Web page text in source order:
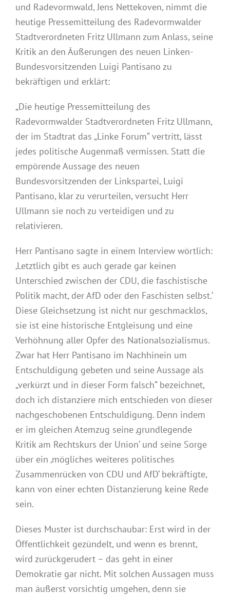
und Radevormwald, Jens Nettekoven, nimmt die
heutige Pressemitteilung des Radevormwalder
Stadtverordneten Fritz Ullmann zum Anlass, seine
Kritik an den Äußerungen des neuen Linken-
Bundesvorsitzenden Luigi Pantisano zu
bekräftigen und erklärt:
„Die heutige Pressemitteilung des
Radevormwalder Stadtverordneten Fritz Ullmann,
der im Stadtrat das „Linke Forum“ vertritt, lässt
jedes politische Augenmaß vermissen. Statt die
empörende Aussage des neuen
Bundesvorsitzenden der Linkspartei, Luigi
Pantisano, klar zu verurteilen, versucht Herr
Ullmann sie noch zu verteidigen und zu
relativieren.
Herr Pantisano sagte in einem Interview wörtlich:
‚Letztlich gibt es auch gerade gar keinen
Unterschied zwischen der CDU, die faschistische
Politik macht, der AfD oder den Faschisten selbst.‘
Diese Gleichsetzung ist nicht nur geschmacklos,
sie ist eine historische Entgleisung und eine
Verhöhnung aller Opfer des Nationalsozialismus.
Zwar hat Herr Pantisano im Nachhinein um
Entschuldigung gebeten und seine Aussage als
„verkürzt und in dieser Form falsch“ bezeichnet,
doch ich distanziere mich entschieden von dieser
nachgeschobenen Entschuldigung. Denn indem
er im gleichen Atemzug seine ‚grundlegende
Kritik am Rechtskurs der Union‘ und seine Sorge
über ein ‚mögliches weiteres politisches
Zusammenrücken von CDU und AfD‘ bekräftigte,
kann von einer echten Distanzierung keine Rede
sein.
Dieses Muster ist durchschaubar: Erst wird in der
Öffentlichkeit gezündelt, und wenn es brennt,
wird zurückgerudert – das geht in einer
Demokratie gar nicht. Mit solchen Aussagen muss
man äußerst vorsichtig umgehen, denn sie